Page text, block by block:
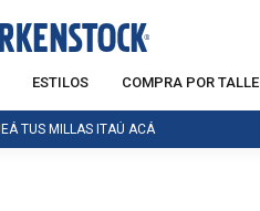
ESTILOS COMPRA POR TALLE
TUS MILLAS ITAÚ ACÁ